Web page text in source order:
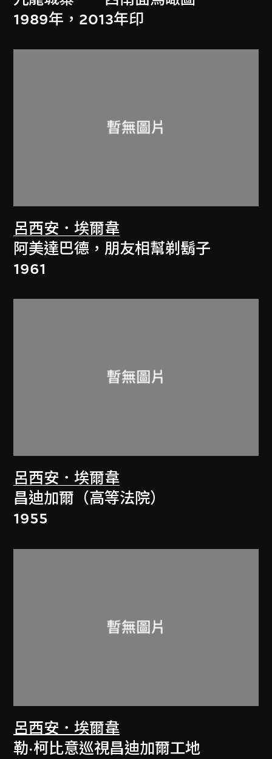
1989年，2013年印
呂西安．埃爾韋
阿美達巴德，朋友相幫剃鬍子
1961
呂西安．埃爾韋
昌迪加爾（高等法院）
1955
呂西安．埃爾韋
勒·柯比意巡視昌迪加爾工地